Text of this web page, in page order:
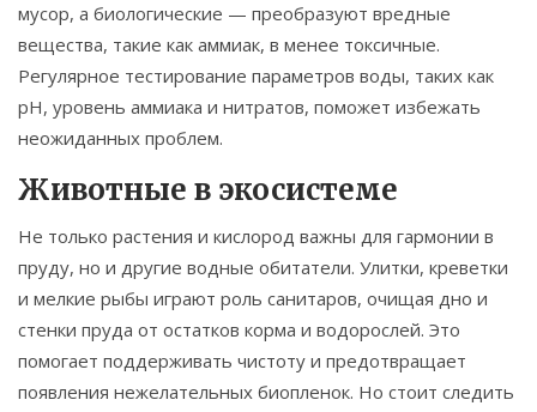
мусор, а биологические — преобразуют вредные
вещества, такие как аммиак, в менее токсичные.
Регулярное тестирование параметров воды, таких как
pH, уровень аммиака и нитратов, поможет избежать
неожиданных проблем.
Животные в экосистеме
Не только растения и кислород важны для гармонии в
пруду, но и другие водные обитатели. Улитки, креветки
и мелкие рыбы играют роль санитаров, очищая дно и
стенки пруда от остатков корма и водорослей. Это
помогает поддерживать чистоту и предотвращает
появления нежелательных биопленок. Но стоит следить